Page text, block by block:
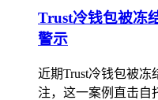
Trust冷钱包被冻
警示
近期Trust冷钱包被
注，这一案例直击自